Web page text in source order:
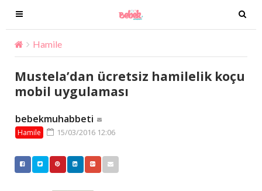
T
o
g
g
l
e
n
v
i
g
T
o
g
e
Hamile
Mustela’dan ücretsiz hamilelik koçu
mobil uygulaması
bebekmuhabbeti
Hamile 15/03/2016 12:06